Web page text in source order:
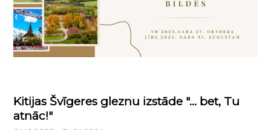
Kitijas Švīgeres gleznu izstāde "… bet, Tu
atnāc!"